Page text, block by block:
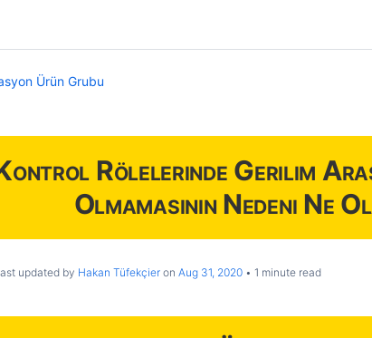
Ürün Grubu
Rölelerinde Gerilim
Olmamasının Nedeni Ne
updated by Hakan Tüfekçier on Aug 31, 2020 1 minute read